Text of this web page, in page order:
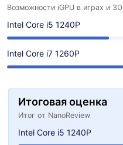
Возможности iGPU в играх и 3D
Intel Core i5 1240P
Intel Core i7 1260P
Итоговая оценка
Итог от NanoReview
Intel Core i5 1240P